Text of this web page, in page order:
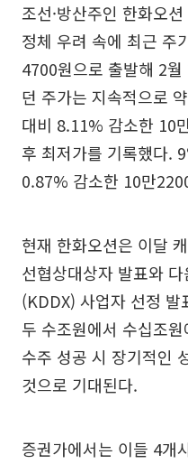
조선·방산주인 한화오
정체 우려 속에 최근 주
4700원으로 출발해 2
던 주가는 지속적으로
대비 8.11% 감소한 10
후 최저가를 기록했다.
0.87% 감소한 10만
현재 한화오션은 이달
선협상대상자 발표와
(KDDX) 사업자 선정
두 수조원에서 수십조
수주 성공 시 장기적인
것으로 기대된다.
증권가에서는 이들 4개